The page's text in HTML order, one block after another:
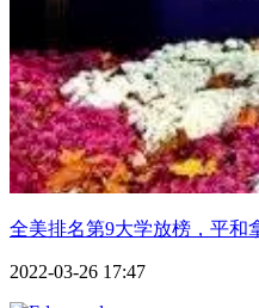
全美排名第9大学放榜，平和
2022-03-26 17:47